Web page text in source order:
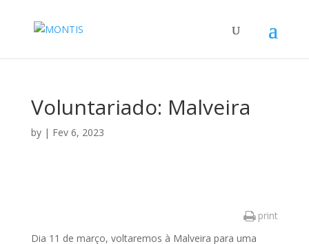
Voluntariado: Malveira
by | Fev 6, 2023
print
Dia 11 de março, voltaremos à Malveira para uma